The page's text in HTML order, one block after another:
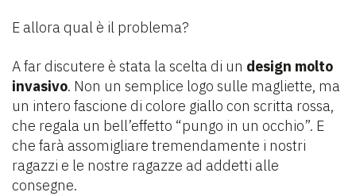
E allora qual è il problema?
A far discutere è stata la scelta di un design molto
invasivo. Non un semplice logo sulle magliette, ma
un intero fascione di colore giallo con scritta rossa,
che regala un bell’effetto “pungo in un occhio”. E
che farà assomigliare tremendamente i nostri
ragazzi e le nostre ragazze ad addetti alle
consegne.